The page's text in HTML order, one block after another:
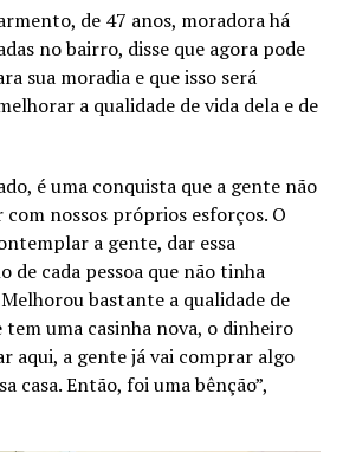
de 47 anos, moradora há
no bairro, disse que agora pode
sua moradia e que isso será
a qualidade de vida dela e de
é uma conquista que a gente não
nossos próprios esforços. O
a gente, dar essa
de cada pessoa que não tinha
bastante a qualidade de
tem uma casinha nova, o dinheiro
aqui, a gente já vai comprar algo
casa. Então, foi uma bênção”,